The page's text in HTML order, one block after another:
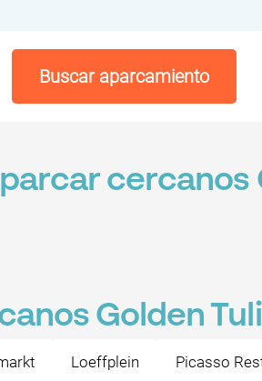
Buscar aparcamiento
cercanos
Golden
Loeffplein Picasso